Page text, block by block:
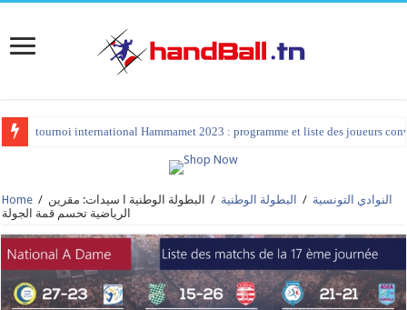
tournoi international Hammamet 2023 : programme et liste des joueurs
Home / النوادي التونسية / البطولة الوطنية /
البطولة الوطنية ا سيدات: مقرين
الرياضية تحسم قمة الجولة